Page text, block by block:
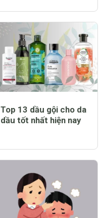
Top 13 dầu gội cho da
dầu tốt nhất hiện nay